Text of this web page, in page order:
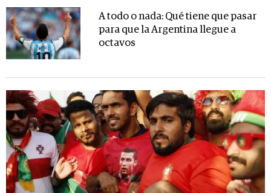
A todo o nada: Qué tiene que pasar
para que la Argentina llegue a
octavos